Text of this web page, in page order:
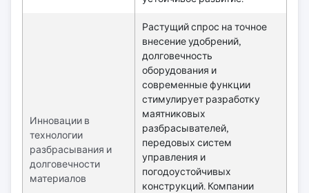
Инновации в
технологии
разбрасывания и
долговечности
материалов
Растущий спрос на точное
внесение удобрений,
долговечность
оборудования и
современные функции
стимулирует разработку
маятниковых
разбрасывателей,
передовых систем
управления и
погодоустойчивых
конструкций. Компании